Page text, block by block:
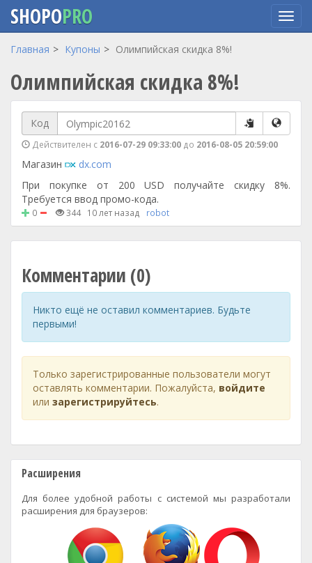
Перейти
основному
содержанию
SHOPOPRO
Главная Купоны Олимпийская скидка 8%!
Олимпийская скидка 8%!
Код
Действителен с 2016-07-29 09:33:00 до 2016-08-05 20:59:00
Магазин
dx.com
При покупке от 200 USD получайте скидку 8%.
Требуется ввод промо-кода.
0 344 10 лет назад robot
Комментарии (0)
Никто ещё не оставил комментариев. Будьте
первыми!
Только зарегистрированные пользователи могут
оставлять комментарии. Пожалуйста, войдите
или зарегистрируйтесь.
Расширения
Для более удобной работы с системой мы разработали
расширения для браузеров: